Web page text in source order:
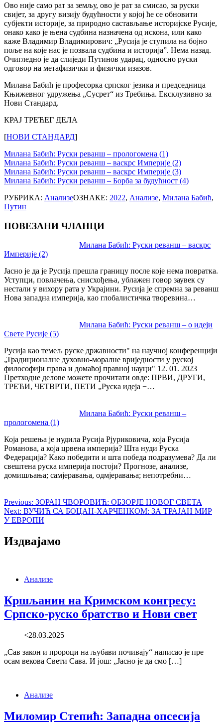
Ово није само рат за земљу, ово је рат за смисао, за руски
свијет, за другу визију будућности у којој ће се обновити
субјекти историје, за природно састављање историјске Русије,
онако како је њена судбина назначена од искона, или како
каже Владимир Владимирович: „Русија је ступила на бојно
поље на које нас је позвала судбина и историја”. Нема назад.
Очигледно је да слиједи Путинов ударац, односно руски
одговор на метафизички и физички изазов.
Милана Бабић је професорка српског језика и председница
Књижевног удружења „Сусрет“ из Требиња. Ексклузивно за
Нови Стандард.
КРАЈ ТРЕЋЕГ ДЕЛА
[НОВИ СТАНДАРД]
Милана Бабић: Руски реванш – прологомена (1)
Милана Бабић: Руски реванш – васкрс Империје (2)
Милана Бабић: Руски реванш – васкрс Империје (3)
Милана Бабић: Руски реванш – Борба за будућност (4)
РУБРИКА: АнализеОЗНАКЕ: 2022, Анализе, Милана Бабић,
Путин
ПОВЕЗАНИ ЧЛАНЦИ
Милана Бабић: Руски реванш – васкрс
Империје (2)
Јасно је да је Русија прешла границу после које нема повратка.
Уступци, повлачења, снисхођења, ублажен говор заувек су
нестали у вихору рата у Украјини. Русија је спремна за реванш
Нова западна империја, као глобалистичка творевина…
Милана Бабић: Руски реванш – o идеји
Свете Русије (5)
Русија као темељ руске државности" на научној конференцији
„Традиционалне духовно-моралне вриједности у руској
философији права и домаћој правној науци" 12. 01. 2023
Претходне делове можете прочитати овде: ПРВИ, ДРУГИ,
ТРЕЋИ, ЧЕТВРТИ, ПЕТИ „Руска идеја −…
Милана Бабић: Руски реванш –
прологомена (1)
Која решења је нудила Русија Рјуриковича, која Русија
Романова, а која црвена империја? Шта нуди Руска
Федерација? Како победити и шта победа подразумева? Да ли
свештена руска империја постоји? Прогнозе, анализе,
домишљања; самјеравања, одмјеравања; непотребни…
navigation
Previous: ЗОРАН ЧВОРОВИЋ: ОБЗОРЈЕ НОВОГ СВЕТА
Next: ВУЧИЋ СА БОЦАН-ХАРЧЕНКОМ: ЗА ТРАЈАН МИР
У ЕВРОПИ
Издвајамо
Анализе
Кршљанин на Кримском конгресу:
Српско-руско братство и Нови свет
<28.03.2025
„Сав закон и пророци на љубави почивају“ написао је пре
осам векова Свети Сава. И још: „Јасно је да смо […]
Анализе
Миломир Степић: Западна опсесија